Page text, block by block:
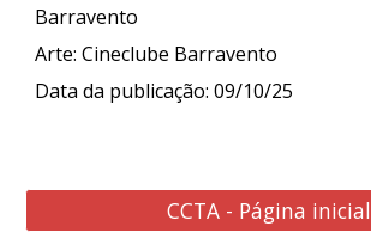
Barravento
Arte: Cineclube Barravento
Data da publicação: 09/10/25
CCTA - Página inicial